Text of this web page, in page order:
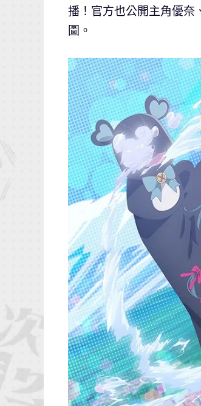
播！官方也公開主角優奈
圖。